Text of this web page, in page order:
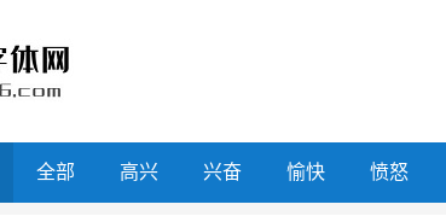
全部 高兴 兴奋 愉快 愤怒